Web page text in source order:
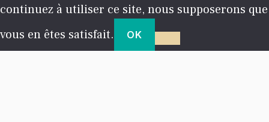
continuez à utiliser ce site, nous supposerons que
vous en êtes satisfait.
OK